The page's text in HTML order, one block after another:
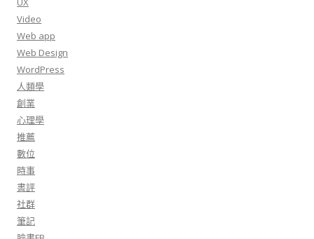
Video
Web app
Web Design
WordPress
人類學
創業
心理學
推薦
數位
時事
書評
社群
筆記